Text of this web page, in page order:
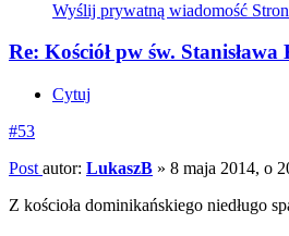
Wyślij prywatną wiadomość
Re: Kościół pw św.
Cytuj
#53
Post autor: LukaszB » 8 maja 2014, o
Z kościoła dominikańskiego niedługo